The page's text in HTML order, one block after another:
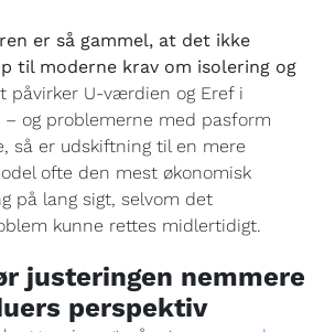
er så gammel, at det ikke
til moderne krav om isolering og
påvirker U-værdien og Eref i
– og problemerne med pasform
så er udskiftning til en mere
ofte den mest økonomisk
på lang sigt, selvom det
kunne rettes midlertidigt.
justeringen nemmere
perspektiv